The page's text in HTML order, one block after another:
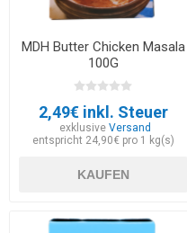
MDH Butter Chicken Masala
100G
2,49€ inkl. Steuer
exklusiveVersand
entspricht 24,90€ pro 1 kg(s)
KAUFEN